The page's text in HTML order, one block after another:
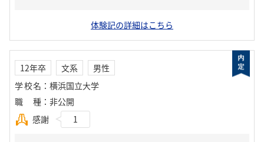
体験記の詳細はこちら
12年卒 文系
男性
学校名 ： 横浜国立大学
職種 ： 非公開
感謝
1